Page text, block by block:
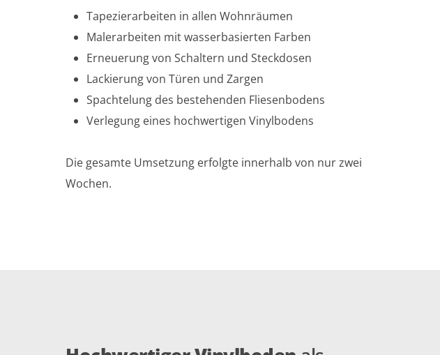
Tapezierarbeiten in allen Wohnräumen
Malerarbeiten mit wasserbasierten Farben
Erneuerung von Schaltern und Steckdosen
Lackierung von Türen und Zargen
Spachtelung des bestehenden Fliesenbodens
Verlegung eines hochwertigen Vinylbodens
Die gesamte Umsetzung erfolgte innerhalb von nur zwei
Wochen.